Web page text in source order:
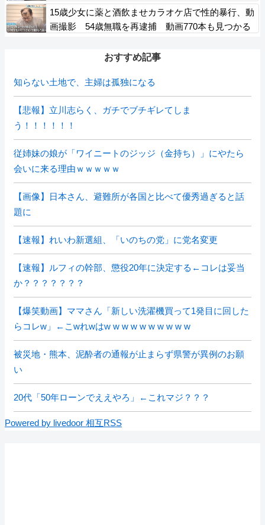
う」 日本共産党「事実ではありません」
15歳少女に薬と酒飲ませカラオケ店で性的暴行、動
画撮影 54歳無職を再逮捕 動画770本も見つかる
おすすめ記事
知らない土地で、主婦は孤独になる
【悲報】立川志らく、ガチでブチギレてしま
う！！！！！！
従姉妹の娘が「ワイニートのジッジ（金持ち）」にやたら
会いに来る理由ｗｗｗｗｗ
【画像】日本さん、避難所が各国と比べて優秀過ぎると話
題に
【速報】れいわ新選組、「いのちの党」に党名変更
【速報】ルフィの幹部、懲役20年に決定する←コレは妥当
か？？？？？？？
【爆笑動画】ママさん「新しい洗濯機買って1発目に回した
らコレw」←こwれwはw w w w w w w w w w
被災地・熊本、泥酔者の通報が止まらず県警が異例のお願
い
20代「50年ローンでええやろ」←これマジ？？？
Powered by livedoor 相互RSS